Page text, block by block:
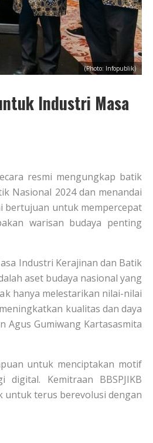
(Photo: Infopublik)
Industri Masa
resmi mengungkap batik
Nasional 2024 dan menandai
bertujuan untuk mempercepat
warisan budaya penting
Industri Kerajinan dan Batik
aset budaya nasional yang
hanya melestarikan nilai-nilai
kualitas dan daya
Agus Gumiwang Kartasasmita
untuk menciptakan motif
Kemitraan BBSPJIKB
untuk terus berevolusi dengan